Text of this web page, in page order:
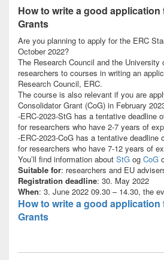
How to write a good application
Grants
Are you planning to apply for the ERC
October 2022?
The Research Council and the University
researchers to courses in writing an
Research Council, ERC.
The course is also relevant if you are
Consolidator Grant (CoG) in February
-ERC-2023-StG has a tentative deadline
for researchers who have 2-7 years of
-ERC-2023-CoG has a tentative deadline
for researchers who have 7-12 years of
You’ll find information about StG og CoG
Suitable for: researchers and EU
Registration deadline: 30. May 2022
When: 3. June 2022 09.30 – 14.30, the
How to write a good application
Grants